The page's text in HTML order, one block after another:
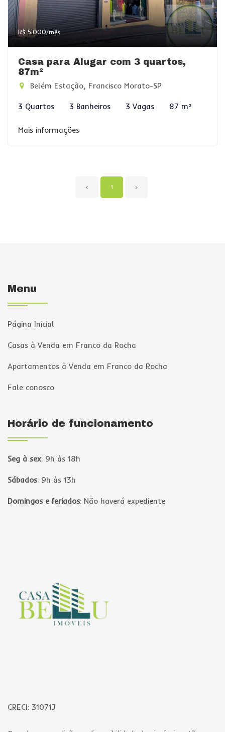
R$ 5.000/mês
Casa para Alugar com 3 quartos,
87m²
Belém Estação, Francisco Morato-SP
3 Quartos 3 Banheiros 3 Vagas 87 m²
Mais informações
‹ 1 ›
Menu
Página Inicial
Casas à Venda em Franco da Rocha
Apartamentos à Venda em Franco da Rocha
Fale conosco
Horário de funcionamento
Seg à sex: 9h às 18h
Sábados: 9h às 13h
Domingos e feriados: Não haverá expediente
CRECI: 31071J